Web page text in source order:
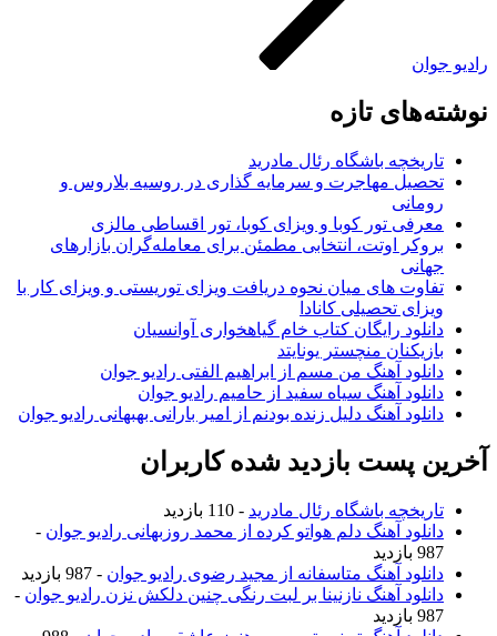
رادیو جوان
نوشته‌های تازه
تاریخچه باشگاه رئال مادرید
تحصیل مهاجرت و سرمایه گذاری در روسیه بلاروس و
رومانی
معرفی تور کوبا و ویزای کوبا، تور اقساطی مالزی
بروکر اوتت، انتخابی مطمئن برای معامله‌گران بازارهای
جهانی
تفاوت های میان نحوه دریافت ویزای توریستی و ویزای کار با
ویزای تحصیلی کانادا
دانلود رایگان کتاب خام گیاهخواری آوانسیان
بازیکنان منچستر یونایتد
دانلود آهنگ من مسم از ابراهیم الفتی رادیو جوان
دانلود آهنگ سیاه سفید از حامیم رادیو جوان
دانلود آهنگ دلیل زنده بودنم از امیر بارانی بهبهانی رادیو جوان
آخرین پست بازدید شده کاربران
تاریخچه باشگاه رئال مادرید - 110 بازدید
دانلود آهنگ دلم هواتو کرده از محمد روزبهانی رادیو جوان -
987 بازدید
دانلود آهنگ متاسفانه از مجید رضوی رادیو جوان - 987 بازدید
دانلود آهنگ نازنینا بر لبت رنگی چنین دلکش نزن رادیو جوان -
987 بازدید